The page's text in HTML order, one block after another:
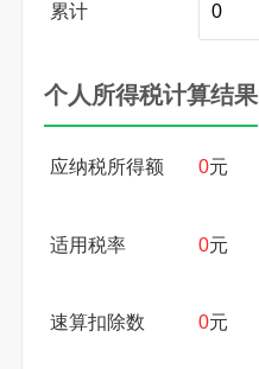
累计
个人所得税计算结果
应纳税所得额 0元
适用税率 0元
速算扣除数 0元